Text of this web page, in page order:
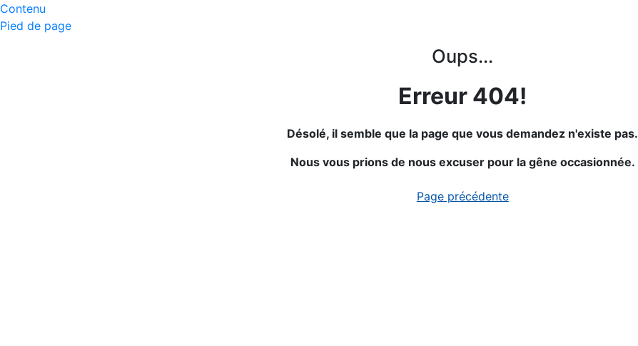
Contenu
Pied de page
Oups...
Erreur 404!
Désolé, il semble que la page que vous demandez n'existe pas.
Nous vous prions de nous excuser pour la gêne occasionnée.
Page précédente